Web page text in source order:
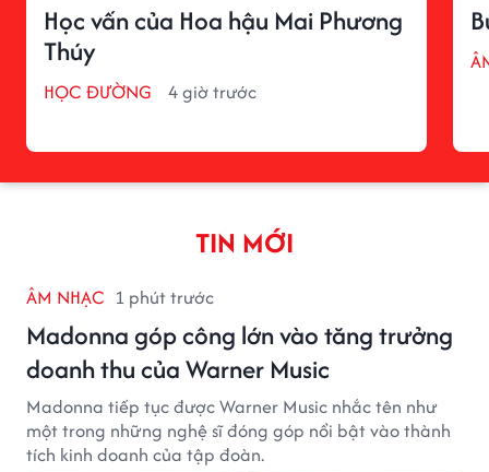
Học vấn của Hoa hậu Mai Phương
Thúy
HỌC ĐƯỜNG 4 giờ trước
TIN MỚI
ÂM NHẠC 1 phút trước
Madonna góp công lớn vào tăng trưởng
doanh thu của Warner Music
Madonna tiếp tục được Warner Music nhắc tên như
một trong những nghệ sĩ đóng góp nổi bật vào thành
tích kinh doanh của tập đoàn.